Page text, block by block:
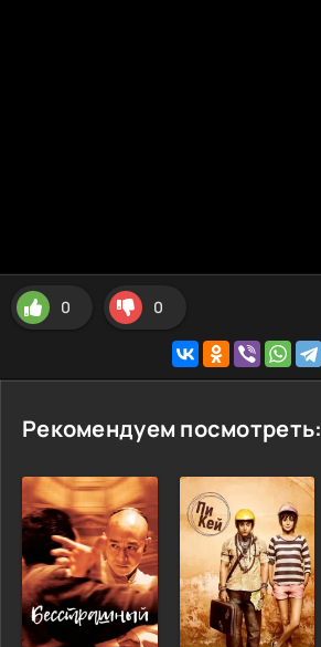
0 0
Рекомендуем посмотреть: